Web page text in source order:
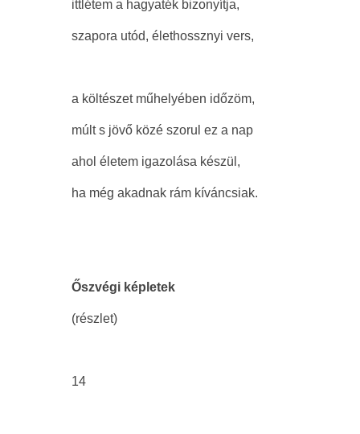
ittlétem a hagyaték bizonyítja,
szapora utód, élethossznyi vers,
a költészet műhelyében időzöm,
múlt s jövő közé szorul ez a nap
ahol életem igazolása készül,
ha még akadnak rám kíváncsiak.
Őszvégi képletek
(részlet)
14